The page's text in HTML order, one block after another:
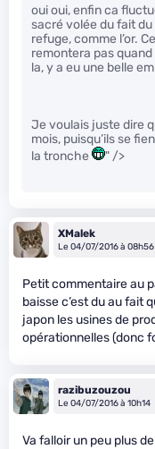
oui oui, enfin ca
sacré volée du fait
refuge, comme l’or.
remontera pas
la, y a eu une belle
Je voulais juste dire
mois, puisqu’ils se
la tronche
" />
XMalek
Le 04/07/2016 à 08h56
Petit commentaire au
baisse c’est du au fait
japon les usines de
opérationnelles (donc
razibuzouzou
Le 04/07/2016 à 10h14
Va falloir un peu plus